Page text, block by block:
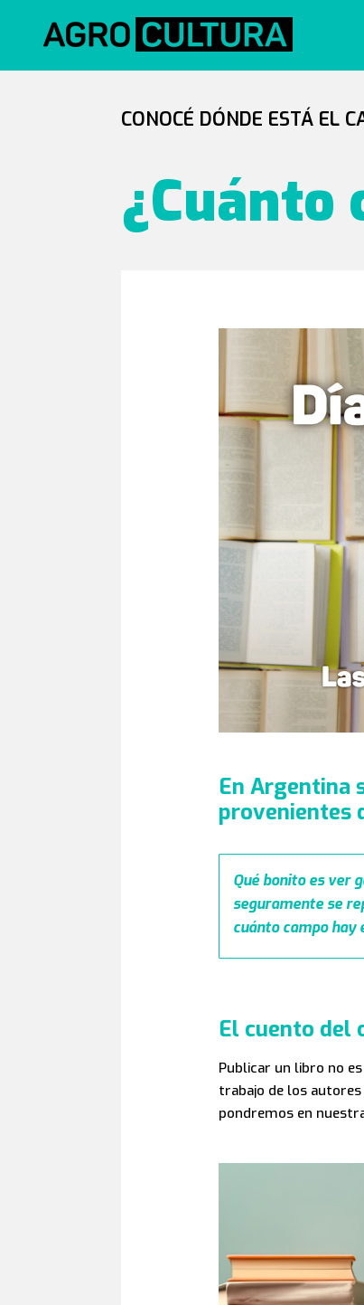
CONOCÉ DÓNDE ESTÁ EL
¿Cuánto
En Argentina
provenientes
Qué bonito es ver
seguramente se
cuánto campo hay
El cuento del
Publicar un libro no
trabajo de los
pondremos en